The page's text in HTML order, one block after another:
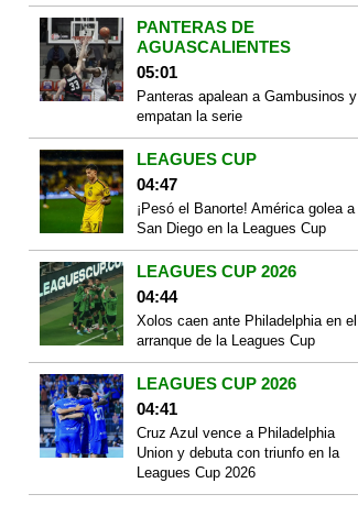
PANTERAS DE
AGUASCALIENTES
05:01
Panteras apalean a Gambusinos y
empatan la serie
LEAGUES CUP
04:47
¡Pesó el Banorte! América golea a
San Diego en la Leagues Cup
LEAGUES CUP 2026
04:44
Xolos caen ante Philadelphia en el
arranque de la Leagues Cup
LEAGUES CUP 2026
04:41
Cruz Azul vence a Philadelphia
Union y debuta con triunfo en la
Leagues Cup 2026